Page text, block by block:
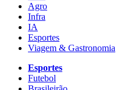
Agro
Infra
IA
Esportes
Viagem & Gastronomia
Esportes
Futebol